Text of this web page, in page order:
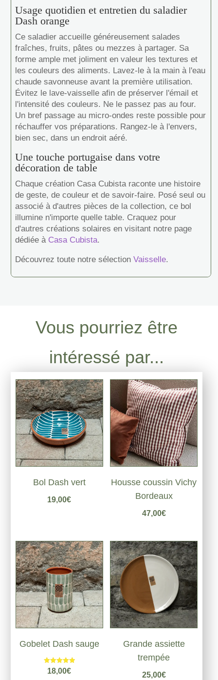
Usage quotidien et entretien du saladier
Dash orange
Ce saladier accueille généreusement salades
fraîches, fruits, pâtes ou mezzes à partager. Sa
forme ample met joliment en valeur les textures et
les couleurs des aliments. Lavez-le à la main à l'eau
chaude savonneuse avant la première utilisation.
Évitez le lave-vaisselle afin de préserver l'émail et
l'intensité des couleurs. Ne le passez pas au four.
Un bref passage au micro-ondes reste possible pour
réchauffer vos préparations. Rangez-le à l'envers,
bien sec, dans un endroit aéré.
Une touche portugaise dans votre
décoration de table
Chaque création Casa Cubista raconte une histoire
de geste, de couleur et de savoir-faire. Posé seul ou
associé à d'autres pièces de la collection, ce bol
illumine n'importe quelle table. Craquez pour
d'autres créations solaires en visitant notre page
dédiée à Casa Cubista.
Découvrez toute notre sélectionVaisselle.
Vous pourriez être
intéressé par...
Bol Dash vert
19,00€
Housse coussin Vichy
Bordeaux
47,00€
Gobelet Dash sauge
Note
5.00
18,00€
Grande assiette
trempée
25,00€